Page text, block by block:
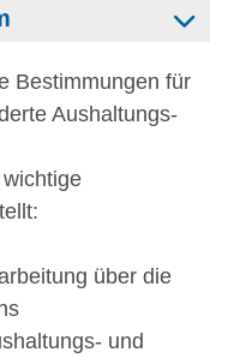
Bestimmungen für
Aushaltungs-
über die
und